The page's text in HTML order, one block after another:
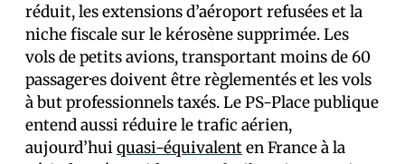
réduit, les extensions d’aéroport refusées et la
niche fiscale sur le kérosène supprimée. Les
vols de petits avions, transportant moins de 60
passager·es doivent être règlementés et les vols
à but professionnels taxés. Le PS-Place publique
entend aussi réduire le trafic aérien,
aujourd’hui quasi-équivalenten France à la